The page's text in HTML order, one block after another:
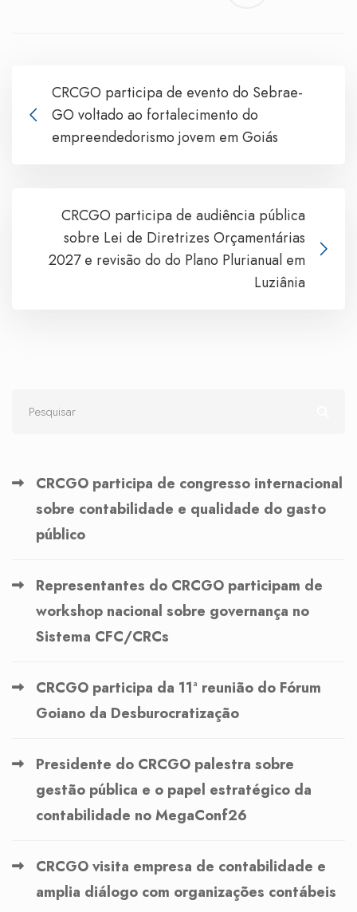
CRCGO participa de evento do Sebrae-
GO voltado ao fortalecimento do
empreendedorismo jovem em Goiás
CRCGO participa de audiência pública
sobre Lei de Diretrizes Orçamentárias
2027 e revisão do do Plano Plurianual em
Luziânia
CRCGO participa de congresso internacional
sobre contabilidade e qualidade do gasto
público
Representantes do CRCGO participam de
workshop nacional sobre governança no
Sistema CFC/CRCs
CRCGO participa da 11ª reunião do Fórum
Goiano da Desburocratização
Presidente do CRCGO palestra sobre
gestão pública e o papel estratégico da
contabilidade no MegaConf26
CRCGO visita empresa de contabilidade e
amplia diálogo com organizações contábeis